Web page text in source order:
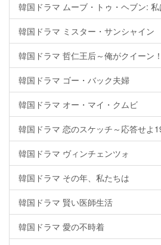
韓国ドラマ ムーブ・トゥ・ヘブン:
韓国ドラマ ミスター・サンシャイン
韓国ドラマ 哲仁王后～俺がクイーン
韓国ドラマ ゴー・バック夫婦
韓国ドラマ オー・マイ・クムビ
韓国ドラマ 恋のスケッチ～応答せよ
韓国ドラマ ヴィンチェンツォ
韓国ドラマ その年、私たちは
韓国ドラマ 賢い医師生活
韓国ドラマ 愛の不時着